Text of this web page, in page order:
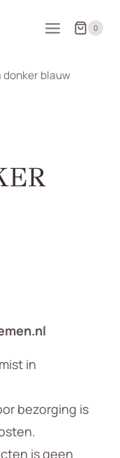
0
donker blauw
in
bezorging is
is geen